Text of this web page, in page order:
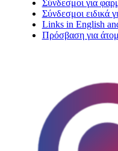
Σύνδεσμοι για
Σύνδεσμοι ειδικά
Links in English
Πρόσβαση για